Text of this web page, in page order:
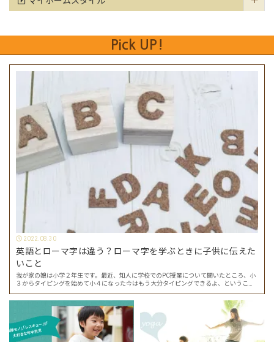
Pick UP!
2022.08.30
英語とローマ字は違う？ローマ字を学ぶときに子供に伝えた
いこと
我が家の娘は小学２年生です。最近、知人に学校でのPC授業について聞いたところ、小
３からタイピングを始めて小４になった今はもう大分タイピングできるよ、ということ
で…